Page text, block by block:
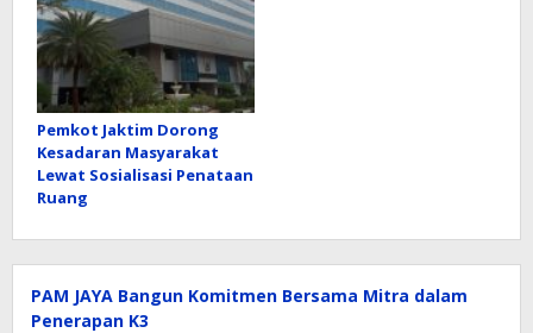
Pemkot Jaktim Dorong
Kesadaran Masyarakat
Lewat Sosialisasi Penataan
Ruang
PAM JAYA Bangun Komitmen Bersama Mitra dalam
Penerapan K3